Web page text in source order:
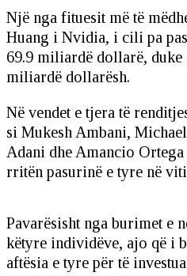
Një nga fituesit më të
Huang i Nvidia, i cili pa
69.9 miliardë dollarë,
miliardë dollarësh.
Në vendet e tjera të
si Mukesh Ambani,
Adani dhe Amancio
rritën pasurinë e tyre në
Pavarësisht nga burimet e
këtyre individëve, ajo që i
aftësia e tyre për të